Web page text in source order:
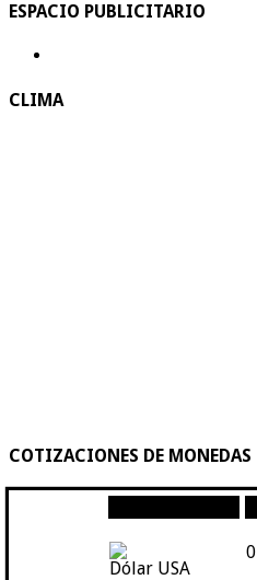
ESPACIO PUBLICITARIO
CLIMA
COTIZACIONES DE MONEDAS
Dólar USA
0